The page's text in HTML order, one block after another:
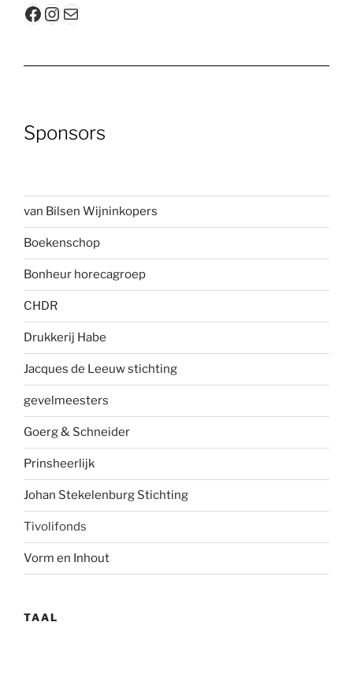
Facebook
Instagram
E-mail
Sponsors
van Bilsen Wijninkopers
Boekenschop
Bonheur horecagroep
CHDR
Drukkerij Habe
Jacques de Leeuw stichting
gevelmeesters
Goerg & Schneider
Prinsheerlijk
Johan Stekelenburg Stichting
Tivolifonds
Vorm en Inhout
TAAL